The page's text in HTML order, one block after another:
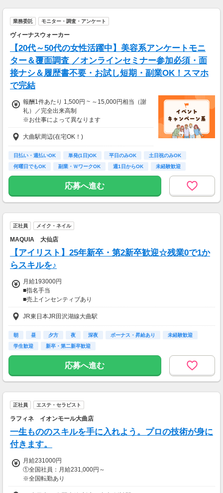
業務委託 モニター・調査・アンケート
ヴィーナスウォーカー
【20代～50代の女性活躍中】美容系アンケートモニ
ター＆覆面調査 ／オンラインセミナー参加必須・面
接ナシ＆履歴書不要・お試し短期・副業OK！スマホ
で完結
報酬1件あたり 1,500円 ~ ～15,000円相当（謝
礼）／完全出来高制
※お仕事によって異なります
※アンケート回答後、内容確認・承認を経て謝
礼をお支払いします
【お仕事の一例】
◆ 美容サプリのお試しモニター
キレイになりながらポイントがもらえる、人気
のモニターです！
・所要時間：10～20分
・謝礼金 ：500PT（1P＝1円）＋商品提供あ
◆ コスメのお試しモニター
ュー！
美容好きにぴったりの、楽しみながらできるお
仕事です。
・案件数 ：10～20件
・所要時間：10～20分
・謝礼金 ：500PT（1P＝1円）＋商品提供あ
り
◆ 生活に役立つサービスの調査
保険相談・クレカ発行など、サービス体験後に
アンケートに回答するだけ！
・案件数 ：10～20件
・所要時間：1～2時間
★今だけ！お得なキャンペーン実施中★
mazonギフトカード2,000円分をプレゼント！
大曲駅周辺(在宅OK！)
日払い・週払いOK 単発(1日)OK 平日のみOK
土日祝のみOK
何曜日でもOK
副業・ＷワークOK 週1日からOK
未経験歓迎
大学生歓迎
応募へ進む
正社員 メイク・ネイル
MAQUIA 大仙店
【アイリスト】25年新卒・第2新卒歓迎☆残業0で1か
らスキルを♪
月給193000円
■指名手当
■売上インセンティブあり
■昇給あり
【昇給制度について】
・雇用形態：正社員
・昇給額：平均5千円～2万円(1回あたり)※昨年度実績
・反映時期：決定した翌月の給与から反映
・評価手法：毎月の店舗＆個人売上と業務態度
JR東日本JR田沢湖線大曲駅
朝 昼 夕方 夜 深夜 ボーナス・昇給あり
未経験歓迎
学生歓迎
新卒・第二新卒歓迎
応募へ進む
正社員 エステ・セラピスト
ラフィネ イオンモール大曲店
一生もののスキルを手に入れよう。プロの技術が身に
付きます。
月給231000円
①全国社員：月給231,000円～
※全国転勤あり
②エリア限定社員：月給223,000円～